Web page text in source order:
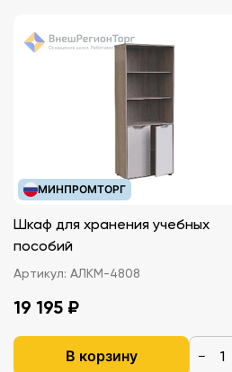
МИНПРОМТОРГ
Шкаф для хранения учебных
пособий
Артикул: АЛКМ-4808
19 195 ₽
В корзину −